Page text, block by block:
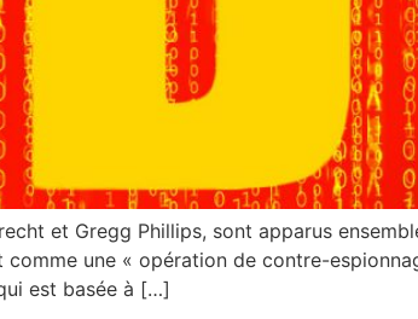
et Gregg Phillips, sont apparus
une « opération de contre-
est basée à […]